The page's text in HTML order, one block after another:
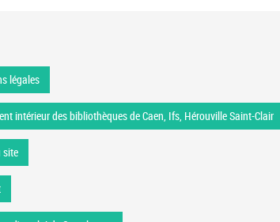
légales
intérieur des bibliothèques de Caen, Ifs, Hérouville Saint-Clair
site